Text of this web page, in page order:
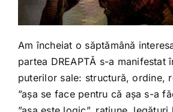
Evenimente
Shop
Tratamente
Am încheiat o săptămână
partea DREAPTĂ s-a manifestat
puterilor sale: structură, ordine,
”așa se face pentru că așa s-a